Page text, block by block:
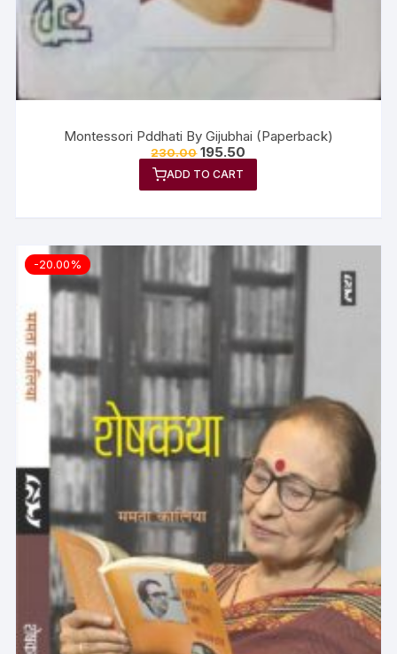
Montessori Pddhati By Gijubhai (Paperback)
230.00 195.50
ADD TO CART
-20.00%